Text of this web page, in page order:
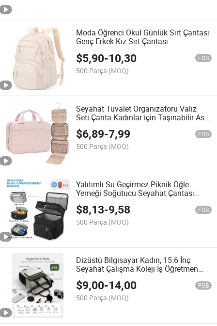
Moda Öğrenci Okul Günlük Sırt Çantası
Genç Erkek Kız Sırt Çantası
$5,90-10,30 FOB
500 Parça (MOQ)
Seyahat Tuvalet Organizatörü Valiz
Seti Çanta Kadınlar için Taşınabilir Asılı
Organizatör Çanta
$6,89-7,99 FOB
500 Parça (MOQ)
Yalıtımlı Su Geçirmez Piknik Öğle
Yemeği Soğutucu Seyahat Çantası
Sızdırmaz Çift Katmanlı Soğutucu
Çanta
$8,13-9,58 FOB
500 Parça (MOQ)
Dizüstü Bilgisayar Kadın, 15.6 İnç
Seyahat Çalışma Koleji İş Öğretmen
Hemşire Çantası Büyük Sırt Çantası
$9,00-14,00 FOB
500 Parça (MOQ)